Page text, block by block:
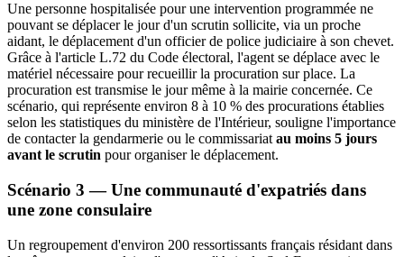
Une personne hospitalisée pour une intervention programmée ne
pouvant se déplacer le jour d'un scrutin sollicite, via un proche
aidant, le déplacement d'un officier de police judiciaire à son chevet.
Grâce à l'article L.72 du Code électoral, l'agent se déplace avec le
matériel nécessaire pour recueillir la procuration sur place. La
procuration est transmise le jour même à la mairie concernée. Ce
scénario, qui représente environ 8 à 10 % des procurations établies
selon les statistiques du ministère de l'Intérieur, souligne l'importance
de contacter la gendarmerie ou le commissariat au moins 5 jours
avant le scrutin pour organiser le déplacement.
Scénario 3 — Une communauté d'expatriés dans
une zone consulaire
Un regroupement d'environ 200 ressortissants français résidant dans